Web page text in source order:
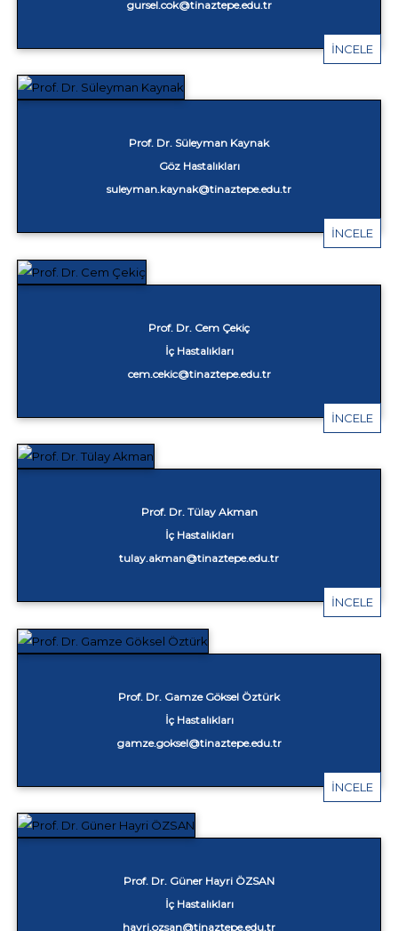
gursel.cok@tinaztepe.edu.tr
İNCELE
Prof. Dr. Süleyman Kaynak
Göz Hastalıkları
suleyman.kaynak@tinaztepe.edu.tr
İNCELE
Prof. Dr. Cem Çekiç
İç Hastalıkları
cem.cekic@tinaztepe.edu.tr
İNCELE
Prof. Dr. Tülay Akman
İç Hastalıkları
tulay.akman@tinaztepe.edu.tr
İNCELE
Prof. Dr. Gamze Göksel Öztürk
İç Hastalıkları
gamze.goksel@tinaztepe.edu.tr
İNCELE
Prof. Dr. Güner Hayri ÖZSAN
İç Hastalıkları
hayri.ozsan@tinaztepe.edu.tr